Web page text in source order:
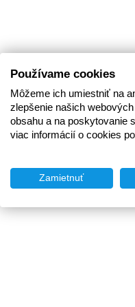
Používame cookies
Môžeme ich umiestniť na
zlepšenie našich
obsahu a na poskytovanie
viac informácií o cookies
Zamietnuť